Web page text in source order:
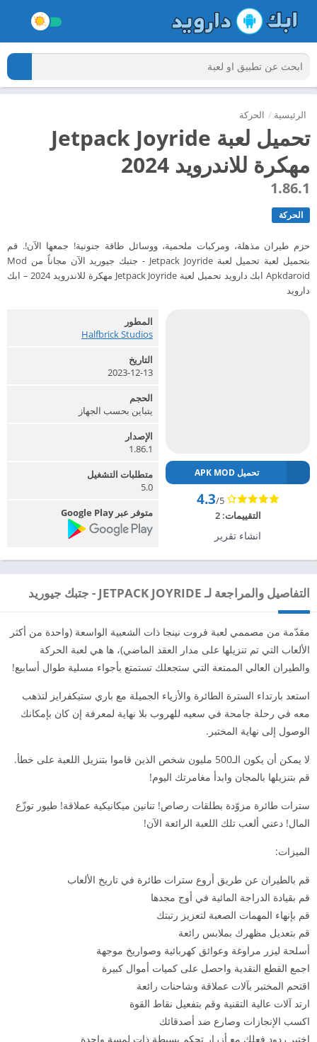
الرئيسية / الحركة
تحميل لعبة Jetpack Joyride
مهكرة للاندرويد 2024
1.86.1
الحركة
حزم طيران مذهلة، ومركبات ملحمية، ووسائل طاقة جنونية! جمعها الآن!. قم
بتحميل لعبة تحميل لعبة Jetpack Joyride - جتبك جيوريد الآن مجاناً من Mod
Apkdaroid ابك دارويد تحميل لعبة Jetpack Joyride مهكرة للاندرويد 2024 – ابك
دارويد
تحميل APK MOD
4.3/5
التقييمات:2
انشاء تقرير
المطور
Halfbrick Studios‏
التاريخ
2023-12-13
الحجم
يتباين بحسب الجهاز
الإصدار
1.86.1
متطلبات التشغيل
5.0
متوفر عبر Google Play
التفاصيل والمراجعة لـ JETPACK JOYRIDE - جتبك جيوريد
مقدّمة من مصممي لعبة فروت نينجا ذات الشعبية الواسعة (واحدة من أكثر
الألعاب التي تم تنزيلها على مدار العقد الماضي)، ها هي لعبة الحركة
والطيران العالي الممتعة التي ستجعلك تستمتع بأجواء مسلية طوال أسابيع!
استعد بارتداء السترة الطائرة والأزياء الجميلة مع باري ستيكفرايز لتذهب
معه في رحلة جامحة في سعيه للهروب بلا نهاية لمعرفة إن كان بإمكانك
الوصول إلى نهاية المختبر.
لا يمكن أن يكون الـ500 مليون شخص الذين قاموا بتنزيل اللعبة على خطأ.
قم بتنزيلها بالمجان وابدأ مغامرتك اليوم!
سترات طائرة مزوّدة بطلقات رصاص! تنانين ميكانيكية عملاقة! طيور توزّع
المال! دعني ألعب تلك اللعبة الرائعة الآن!
الميزات:
قم بالطيران عن طريق أروع سترات طائرة في تاريخ الألعاب
قم بقيادة الدراجة المائية في أوج مجدها
قم بإنهاء المهمات الصعبة لتعزيز رتبتك
قم بتعديل مظهرك بملابس رائعة
أسلحة ليزر مراوغة وعوائق كهربائية وصواريخ موجهة
اجمع القطع النقدية واحصل على كميات أموال كبيرة
اقتحم المختبر بآلات عملاقة وشاحنات رائعة
ارتد آلات عالية التقنية وقم بتفعيل نقاط القوة
اكسب الإنجازات وصارع ضد أصدقائك
اختبر ردود فعلك مع أزرار تحكم بسيطة ذات لمسة واحدة